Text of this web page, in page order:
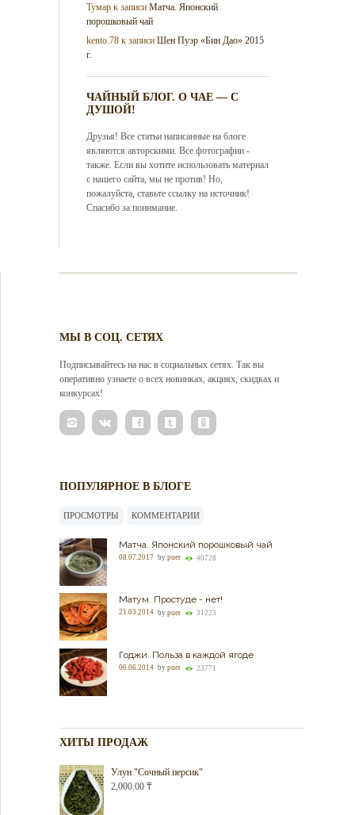
Тумар к записиМатча. Японский
порошковый чай
kento.78 к записиШен Пуэр «Бин Дао» 2015
г.
ЧАЙНЫЙ БЛОГ. О ЧАЕ — С
ДУШОЙ!
Друзья! Все статьи написанные на блоге
являются авторскими. Все фотографии -
также. Если вы хотите использовать материал
с нашего сайта, мы не против! Но,
пожалуйста, ставьте ссылку на источник!
Спасибо за понимание.
МЫ В СОЦ. СЕТЯХ
Подписывайтесь на нас в социальных сетях. Так вы
оперативно узнаете о всех новинках, акциях, скидках и
конкурсах!
ПОПУЛЯРНОЕ В БЛОГЕ
ПРОСМОТРЫ КОММЕНТАРИИ
Матча. Японский порошковый чай
08.07.2017 by puer 40728
Матум. Простуде - нет!
21.03.2014 by puer 31223
Годжи. Польза в каждой ягоде
06.06.2014 by puer 23771
ХИТЫ ПРОДАЖ
Улун "Сочный персик"
2,000.00 ₸